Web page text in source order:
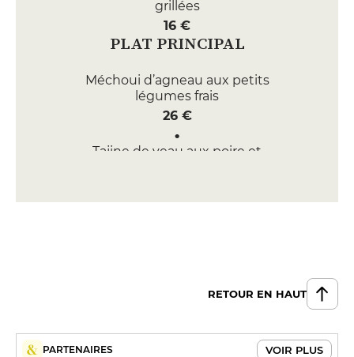
grillées
16 €
PLAT PRINCIPAL
Méchoui d’agneau aux petits
légumes frais
26 €
Tajine de veau aux poire et
DESSERT
Pâtisseries MarocainesRETOUR EN HAUT
PARTENAIRES VOIR PLUS